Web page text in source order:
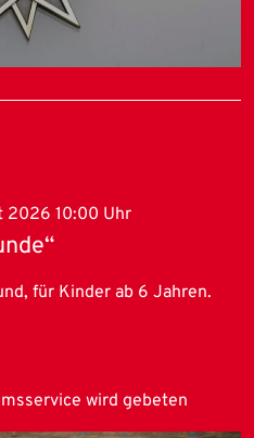
2026 10:00 Uhr
für Kinder ab 6 Jahren.
wird gebeten